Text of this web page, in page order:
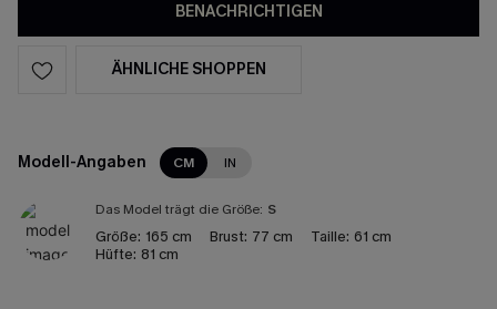
BENACHRICHTIGEN
ÄHNLICHE SHOPPEN
Modell-Angaben CM IN
Das Model trägt die Größe: S
Größe: 165 cm Brust: 77 cm Taille: 61 cm
Hüfte: 81 cm